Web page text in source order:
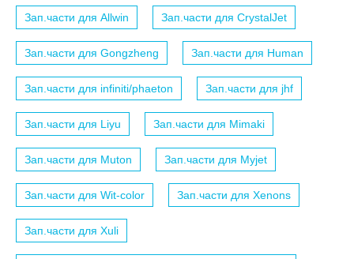
Зап.части для Allwin Зап.части для CrystalJet
Зап.части для Gongzheng Зап.части для Human
Зап.части для infiniti/phaeton Зап.части для jhf
Зап.части для Liyu Зап.части для Mimaki
Зап.части для Muton Зап.части для Myjet
Зап.части для Wit-color Зап.части для Xenons
Зап.части для Xuli